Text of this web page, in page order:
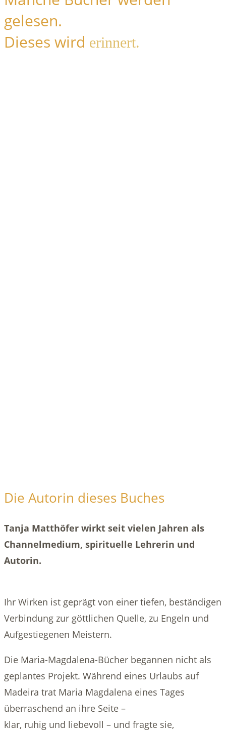
gelesen.
Dieses wird erinnert.
Die Autorin dieses Buches
Tanja Matthöfer wirkt seit vielen Jahren als
Channelmedium, spirituelle Lehrerin und
Autorin.
Ihr Wirken ist geprägt von einer tiefen, beständigen
Verbindung zur göttlichen Quelle, zu Engeln und
Aufgestiegenen Meistern.
Die Maria-Magdalena-Bücher begannen nicht als
geplantes Projekt. Während eines Urlaubs auf
Madeira trat Maria Magdalena eines Tages
überraschend an ihre Seite –
klar, ruhig und liebevoll – und fragte sie,